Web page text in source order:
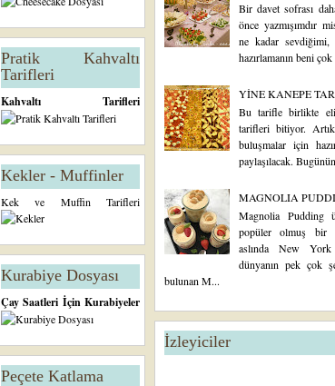
Pratik Kahvaltı
Tarifleri
Kahvaltı Tarifleri
Kekler - Muffinler
Kek ve Muffin Tarifleri
Kurabiye Dosyası
Çay Saatleri İçin Kurabiyeler
Peçete Katlama
Bir davet sofrası
önce yazmışımdır
ne kadar
hazırlamanın beni
YİNE KANEPE
Bu tarifle birlikte
tarifleri bitiyor.
buluşmalar için
paylaşılacak.
MAGNOLIA
Magnolia Pudding
popüler olmuş bir
aslında New
dünyanın pek çok
bulunan M...
İzleyiciler